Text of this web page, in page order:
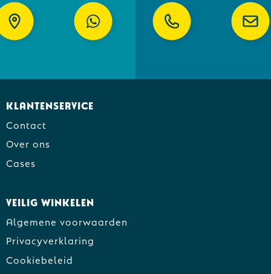
Klantenservice
Contact
Over ons
Cases
Veilig winkelen
Algemene voorwaarden
Privacyverklaring
Cookiebeleid